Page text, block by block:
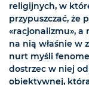
religijnych, w
przypuszczać, że
«racjonalizmu», a
na nią właśnie w
nurt myśli
dostrzec w niej
obiektywnej,